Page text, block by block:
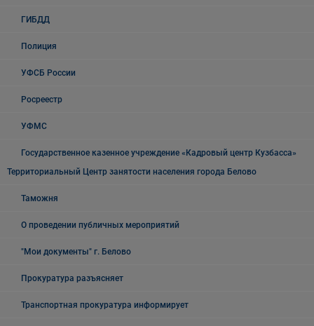
ГИБДД
Полиция
УФСБ России
Росреестр
УФМС
Государственное казенное учреждение «Кадровый центр Кузбасса»
Территориальный Центр занятости населения города Белово
Таможня
О проведении публичных мероприятий
"Мои документы" г. Белово
Прокуратура разъясняет
Транспортная прокуратура информирует